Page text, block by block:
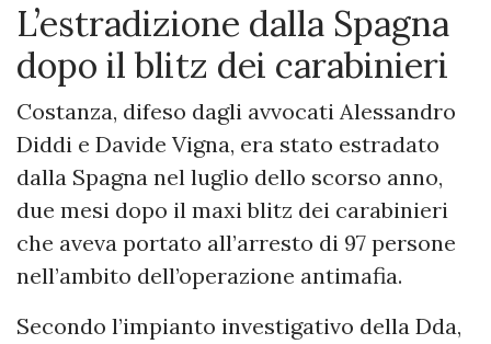
L’estradizione dalla Spagna
dopo il blitz dei carabinieri
Costanza, difeso dagli avvocati Alessandro
Diddi e Davide Vigna, era stato estradato
dalla Spagna nel luglio dello scorso anno,
due mesi dopo il maxi blitz dei carabinieri
che aveva portato all’arresto di 97 persone
nell’ambito dell’operazione antimafia.
Secondo l’impianto investigativo della Dda,